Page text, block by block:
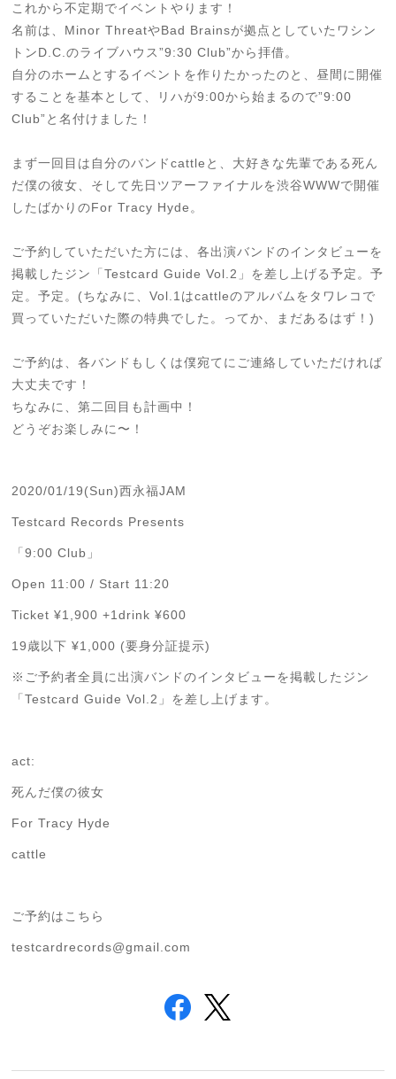
これから不定期でイベントやります！
名前は、Minor ThreatやBad Brainsが拠点としていたワシン
トンD.C.のライブハウス”9:30 Club”から拝借。
自分のホームとするイベントを作りたかったのと、昼間に開催
することを基本として、リハが9:00から始まるので”9:00
Club”と名付けました！
まず一回目は自分のバンドcattleと、大好きな先輩である死ん
だ僕の彼女、そして先日ツアーファイナルを渋谷WWWで開催
したばかりのFor Tracy Hyde。
ご予約していただいた方には、各出演バンドのインタビューを
掲載したジン「Testcard Guide Vol.2」を差し上げる予定。予
定。予定。(ちなみに、Vol.1はcattleのアルバムをタワレコで
買っていただいた際の特典でした。ってか、まだあるはず！)
ご予約は、各バンドもしくは僕宛てにご連絡していただければ
大丈夫です！
ちなみに、第二回目も計画中！
どうぞお楽しみに〜！
2020/01/19(Sun)西永福JAM
Testcard Records Presents
「9:00 Club」
Open 11:00 / Start 11:20
Ticket ¥1,900 +1drink ¥600
19歳以下 ¥1,000 (要身分証提示)
※ご予約者全員に出演バンドのインタビューを掲載したジン
「Testcard Guide Vol.2」を差し上げます。
act:
死んだ僕の彼女
For Tracy Hyde
cattle
ご予約はこちら
testcardrecords@gmail.com